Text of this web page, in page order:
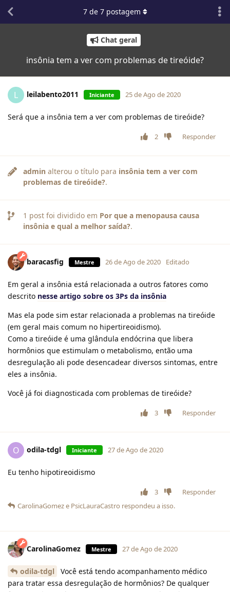
Chat geral
insônia tem a ver com problemas de tireóide?
7de 7postagem
L leilabento2011 Iniciante 25 de Ago de 2020
Será que a insônia tem a ver com problemas de tireóide?
2 Responder
admin alterou o título para insônia tem a ver com
problemas de tireóide?.
1 post foi dividido em Por que a menopausa causa
insônia e qual a melhor saída?.
baracasfig Mestre 26 de Ago de 2020 Editado
Em geral a insônia está relacionada a outros fatores como
descrito nesse artigo sobre os 3Ps da insônia
Mas ela pode sim estar relacionada a problemas na tireóide
(em geral mais comum no hipertireoidismo).
Como a tireóide é uma glândula endócrina que libera
hormônios que estimulam o metabolismo, então uma
desregulação ali pode desencadear diversos sintomas, entre
eles a insônia.
Você já foi diagnosticada com problemas de tireóide?
3 Responder
O odila-tdgl Iniciante 27 de Ago de 2020
Eu tenho hipotireoidismo
3
Responder
CarolinaGomeze PsicLauraCastro respondeu a isso.
CarolinaGomez Mestre 27 de Ago de 2020
odila-tdgl
Você está tendo acompanhamento médico
para tratar essa desregulação de hormônios? De qualquer